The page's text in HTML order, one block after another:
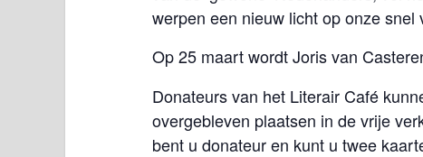
werpen een nieuw licht op onze
Op 25 maart wordtJoris van
Donateurs van het Literair Café
overgebleven plaatsen in de vrije
bent u donateur en kunt u twee